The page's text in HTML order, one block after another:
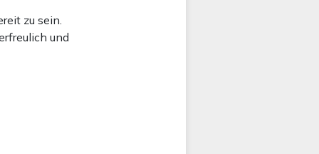
zu sein.
und